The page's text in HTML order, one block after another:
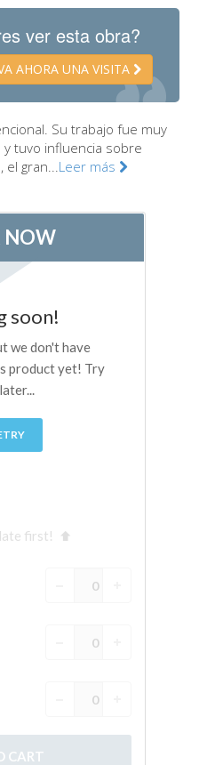
salas
Bargello
la Academia
Marcos
las Piedras Duras
Arnolfo
Vasari
ver esta obra?
AHORA UNA VISITA
Su trabajo fue muy
y tuvo influencia sobre
el gran...Leer más